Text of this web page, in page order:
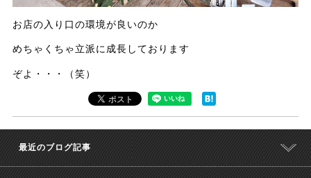
お店の入り口の環境が良いのか
めちゃくちゃ立派に成長しております
ぞよ・・・（笑）
最近のブログ記事